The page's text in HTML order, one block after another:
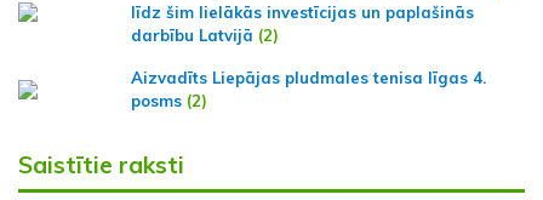
līdz šim lielākās investīcijas un paplašinās
darbību Latvijā (2)
Aizvadīts Liepājas pludmales tenisa līgas 4.
posms (2)
Saistītie raksti